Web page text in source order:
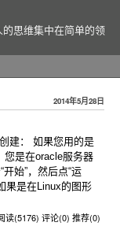
思维集中在简单的领
2014年5月28日
建： 如果您用的是
您是在oracle服务器
始”，然后点“运
果是在Linux的图形
读(5176) 评论(0) 推荐(0)